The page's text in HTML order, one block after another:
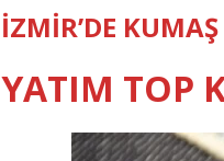
İZMİR’DE
YATIM TOP